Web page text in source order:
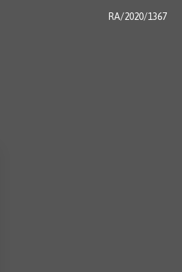
RA/2020/1367